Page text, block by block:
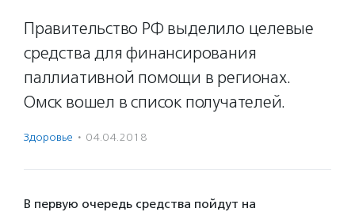
Правительство РФ выделило целевые
средства для финансирования
паллиативной помощи в регионах.
Омск вошел в список получателей.
Здоровье · 04.04.2018
В первую очередь средства пойдут на